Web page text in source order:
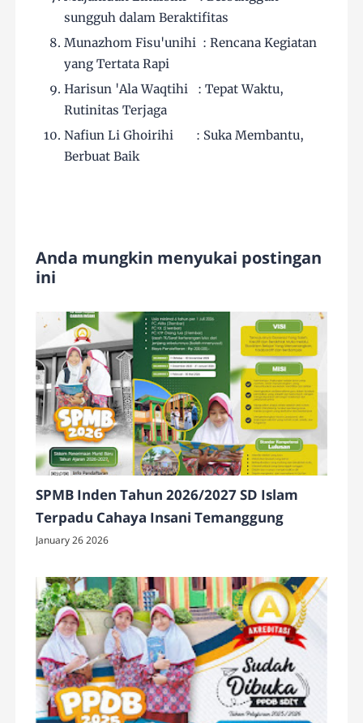
sungguh dalam Beraktifitas
Munazhom Fisu'unihi : Rencana Kegiatan
yang Tertata Rapi
Harisun 'Ala Waqtihi : Tepat Waktu,
Rutinitas Terjaga
Nafiun Li Ghoirihi : Suka Membantu,
Berbuat Baik
Anda mungkin menyukai postingan
ini
SPMB Inden Tahun 2026/2027 SD Islam
Terpadu Cahaya Insani Temanggung
January 26 2026